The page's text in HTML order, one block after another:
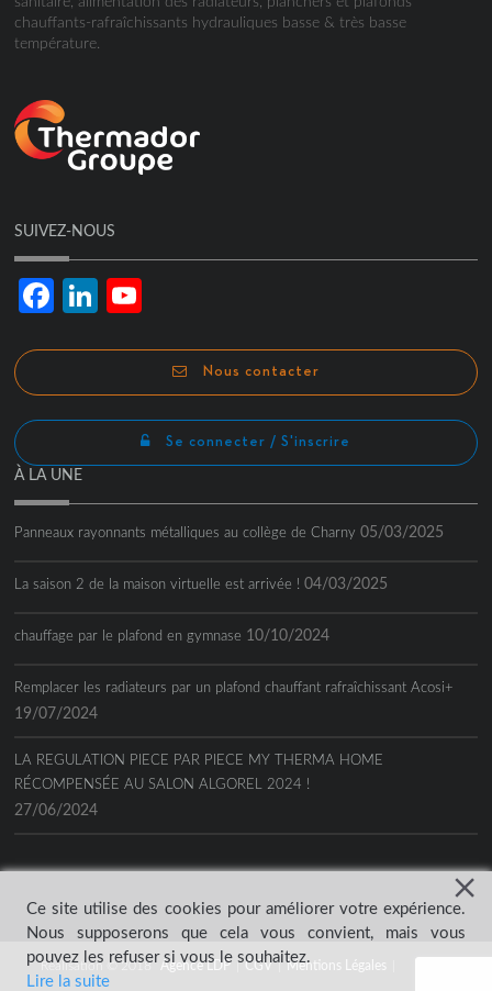
chauffants-rafraîchissants hydrauliques basse & très basse
température.
SUIVEZ-NOUS
FacebookLinkedIn
Nous contacter
Se connecter / S'inscrire
À LA UNE
Panneaux rayonnants métalliques au collège de Charny 05/03/2025
La saison 2 de la maison virtuelle est arrivée ! 04/03/2025
chauffage par le plafond en gymnase 10/10/2024
Remplacer les radiateurs par un plafond chauffant rafraîchissant Acosi+
19/07/2024
LA REGULATION PIECE PAR PIECE MY THERMA HOME
RÉCOMPENSÉE AU SALON ALGOREL 2024 !
27/06/2024
Réalisation © 2018 Agence LDP | CGV | Mentions Légales
Ce site utilise des cookies pour améliorer votre expérience.
Nous supposerons que cela vous convient, mais vous
pouvez les refuser si vous le souhaitez.
Lire la suite